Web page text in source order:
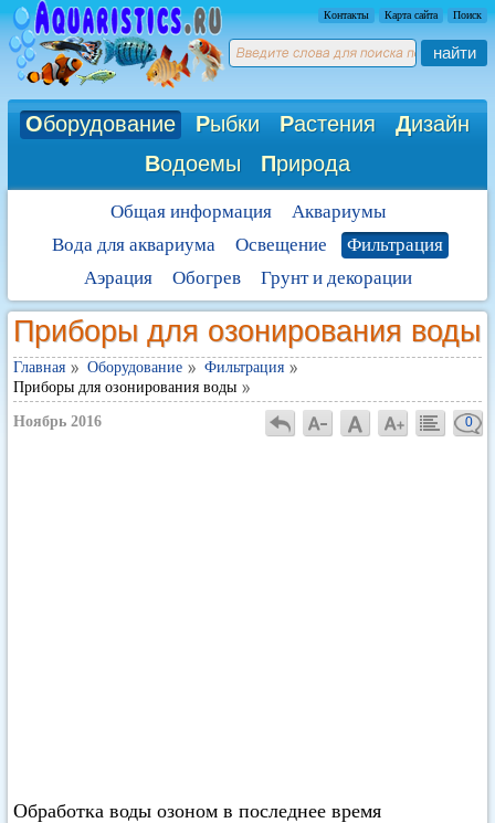
Контакты Карта сайта Поиск
найти
Оборудование Рыбки Растения Дизайн
Водоемы Природа
Общая информация
Аквариумы
Вода для аквариума
Освещение
Фильтрация
Аэрация
Обогрев Грунт и декорации
Приборы для озонирования воды
Главная Оборудование
Фильтрация
Приборы для озонирования воды
Ноябрь 2016 0
Обработка воды озоном в последнее время